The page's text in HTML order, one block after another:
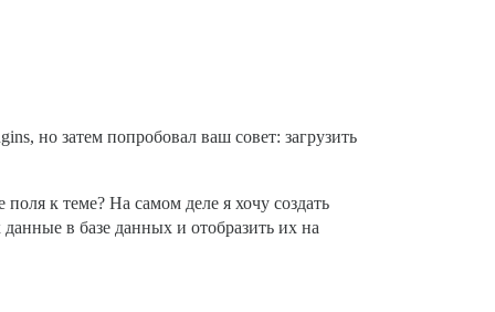
но затем попробовал ваш совет: загрузить
к теме? На самом деле я хочу создать
в базе данных и отобразить их на